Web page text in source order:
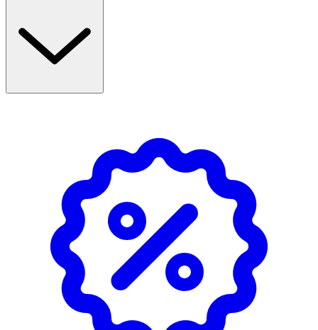
serum och/eller ansiktsvatten. Skölj inte av, masken går
snabbt in i huden. Undvik kontakt med ögonen.
- Passar alla hudtyper.
Ethylhexyl Olivate, Squalane, Glyceryl Stearate, Sodium
Acrylates Copolymer, Persea Gratissima Oil, Tocopheryl
Acetate, Palmitoyl Tripeptide-5, Sodium Hyaluronate,
Hydrolyzed Hyaluronic Acid, Beta-Glucan, Lecithin,
Camellia Sinensis Leaf Extract, Maltodextrin, Levulinic
Acid, Hydrogenated Olive Oil Unsaponifiables,
Ethylhexylglycerin, Sodium Levulinate, Sodium Benzoate,
Citric Acid, Potassium Sorbate, Phenoxyethanol, CI